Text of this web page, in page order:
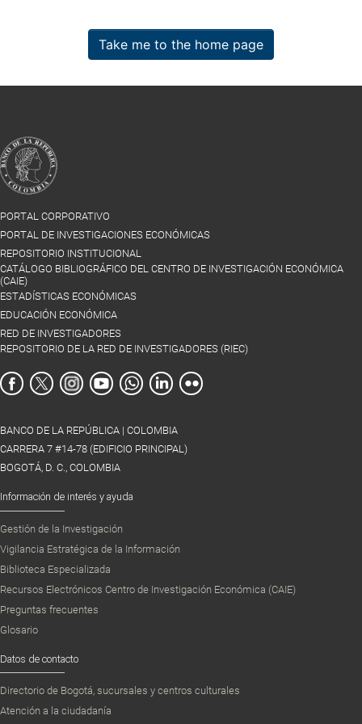
Take me to the home page
PORTAL CORPORATIVO
PORTAL DE INVESTIGACIONES ECONÓMICAS
REPOSITORIO INSTITUCIONAL
CATÁLOGO BIBLIOGRÁFICO DEL CENTRO DE INVESTIGACIÓN ECONÓMICA
(CAIE)
ESTADÍSTICAS ECONÓMICAS
EDUCACIÓN ECONÓMICA
RED DE INVESTIGADORES
REPOSITORIO DE LA RED DE INVESTIGADORES (RIEC)
BANCO DE LA REPÚBLICA | COLOMBIA
CARRERA 7 #14-78 (EDIFICIO PRINCIPAL)
BOGOTÁ, D. C., COLOMBIA
Información de interés y ayuda
Gestión de la Investigación
Vigilancia Estratégica de la Información
Biblioteca Especializada
Recursos Electrónicos Centro de Investigación Económica (CAIE)
Preguntas frecuentes
Glosario
Datos de contacto
Directorio de Bogotá, sucursales y centros culturales
Atención a la ciudadanía